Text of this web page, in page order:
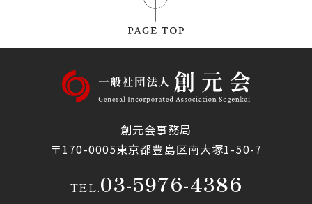
創元会事務局
〒170-0005東京都豊島区南大塚1-50-7
TEL.03-5976-4386